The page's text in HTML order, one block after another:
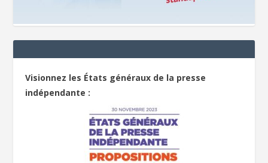
Visionnez les États généraux de la presse
indépendante :